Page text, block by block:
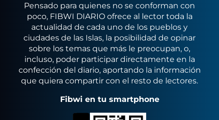
Pensado para quienes no se conforman con
poco, FIBWI DIARIO ofrece al lector toda la
actualidad de cada uno de los pueblos y
ciudades de las Islas, la posibilidad de opinar
sobre los temas que más le preocupan, o,
incluso, poder participar directamente en la
confección del diario, aportando la información
que quiera compartir con el resto de lectores.
Fibwi en tu smartphone